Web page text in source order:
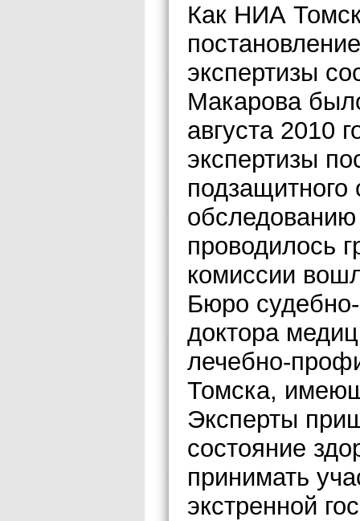
Как НИА
экспертизы
Макарова
августа 2010
экспертизы
подзащитного
проводилось
комиссии
Бюро
доктора
лечебно-
Томска,
Эксперты
состояние
принимать
экстренной